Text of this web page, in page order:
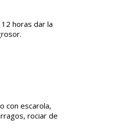
horas dar la
con escarola,
rociar de